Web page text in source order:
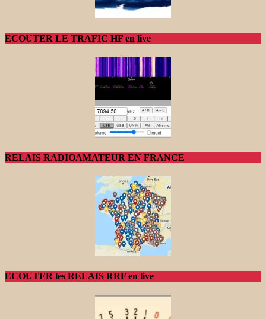
ECOUTER LE TRAFIC HF en live
RELAIS RADIOAMATEUR EN FRANCE
ECOUTER les RELAIS RRF en live